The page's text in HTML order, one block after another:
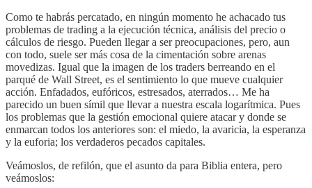
Como te habrás percatado, en ningún momento he achacado tus
problemas de trading a la ejecución técnica, análisis del precio o
cálculos de riesgo. Pueden llegar a ser preocupaciones, pero, aun
con todo, suele ser más cosa de la cimentación sobre arenas
movedizas. Igual que la imagen de los traders berreando en el
parqué de Wall Street, es el sentimiento lo que mueve cualquier
acción. Enfadados, eufóricos, estresados, aterrados… Me ha
parecido un buen símil que llevar a nuestra escala logarítmica. Pues
los problemas que la gestión emocional quiere atacar y donde se
enmarcan todos los anteriores son: el miedo, la avaricia, la esperanza
y la euforia; los verdaderos pecados capitales.
Veámoslos, de refilón, que el asunto da para Biblia entera, pero
veámoslos: